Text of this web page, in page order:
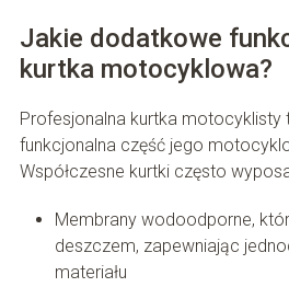
Jakie dodatkowe
kurtka motocyklowa?
Profesjonalna kurtka motocyklisty
funkcjonalna część jego
Współczesne kurtki często
Membrany wodoodporne,
deszczem, zapewniając
materiału